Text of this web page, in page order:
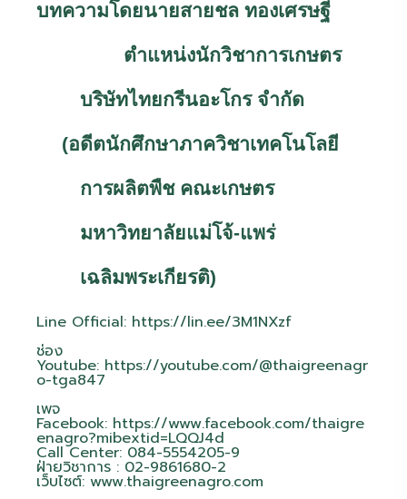
บทความโดยนายสายชล ทองเศรษฐี
ตำแหน่งนักวิชาการเกษตร
บริษัทไทยกรีนอะโกร จำกัด
(อดีตนักศึกษาภาควิชาเทคโนโลยี
การผลิตพืช คณะเกษตร
มหาวิทยาลัยแม่โจ้-แพร่
เฉลิมพระเกียรติ)
Line Official: https://lin.ee/3M1NXzf
ช่อง
Youtube: https://youtube.com/@thaigreenagr
o-tga847
เพจ
Facebook: https://www.facebook.com/thaigre
enagro?mibextid=LQQJ4d
Call Center: 084-5554205-9
ฝ่ายวิชาการ : 02-9861680-2
เว็บไซต์: www.thaigreenagro.com